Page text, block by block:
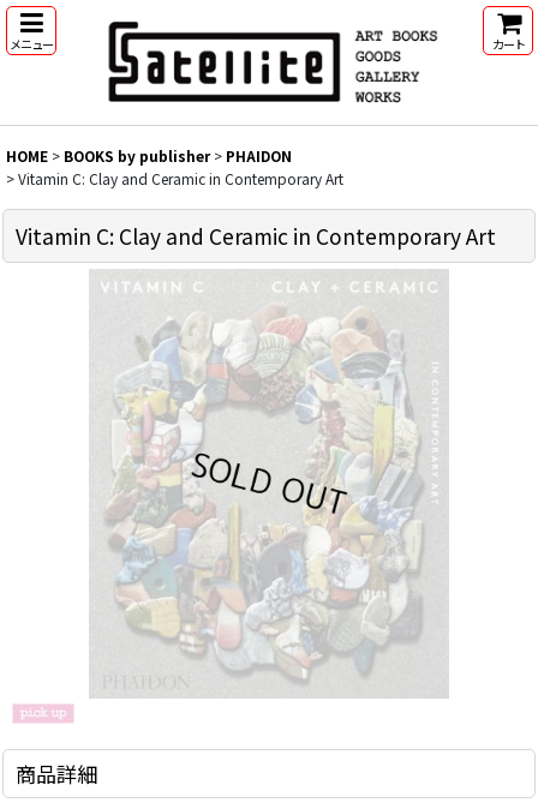
メニュー カート
HOME > BOOKS by publisher > PHAIDON
>Vitamin C: Clay and Ceramic in Contemporary Art
Vitamin C: Clay and Ceramic in Contemporary Art
商品詳細